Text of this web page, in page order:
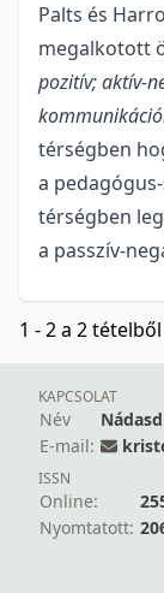
Palts és
megalkotott
pozitív; aktív-
térségben
a
térségben
a passzív-
1 - 2 a 2 tételből
KAPCSOLAT
Név
E-mail:
ISSN
Online:
Nyomtatott: